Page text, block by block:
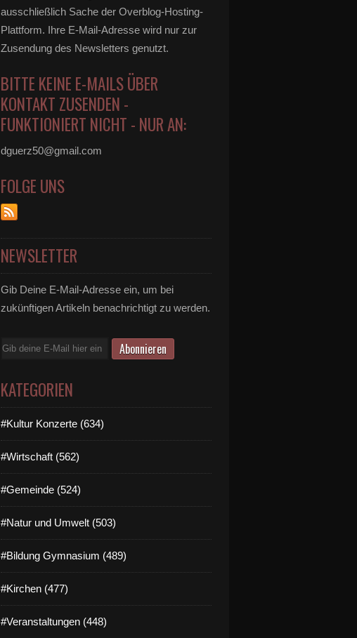
ausschließlich Sache der Overblog-Hosting-
Plattform. Ihre E-Mail-Adresse wird nur zur
Zusendung des Newsletters genutzt.
BITTE KEINE E-MAILS ÜBER
KONTAKT ZUSENDEN -
FUNKTIONIERT NICHT - NUR AN:
dguerz50@gmail.com
FOLGE UNS
NEWSLETTER
Gib Deine E-Mail-Adresse ein, um bei
zukünftigen Artikeln benachrichtigt zu werden.
E-
KATEGORIEN
#Kultur Konzerte (634)
#Wirtschaft (562)
#Gemeinde (524)
#Natur und Umwelt (503)
#Bildung Gymnasium (489)
#Kirchen (477)
#Veranstaltungen (448)